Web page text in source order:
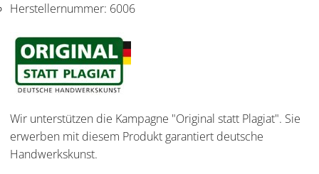
Herstellernummer: 6006
Wir unterstützen die Kampagne "Original statt Plagiat". Sie
erwerben mit diesem Produkt garantiert deutsche
Handwerkskunst.